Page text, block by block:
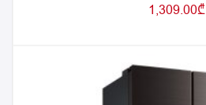
1,309.00₾